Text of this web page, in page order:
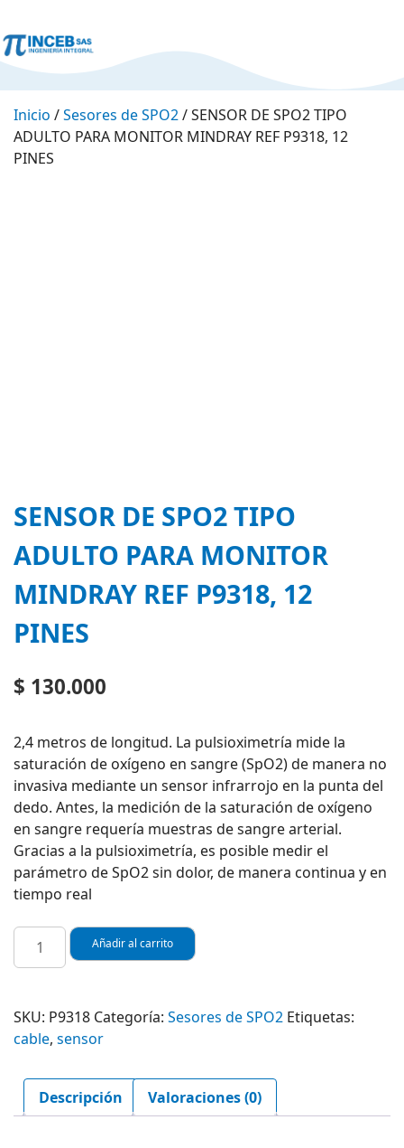
Inicio /Sesores de SPO2/ SENSOR DE SPO2 TIPO
ADULTO PARA MONITOR MINDRAY REF P9318, 12
PINES
SENSOR DE SPO2 TIPO
ADULTO PARA MONITOR
MINDRAY REF P9318, 12
PINES
$ 130.000
2,4 metros de longitud. La pulsioximetría mide la
saturación de oxígeno en sangre (SpO2) de manera no
invasiva mediante un sensor infrarrojo en la punta del
dedo. Antes, la medición de la saturación de oxígeno
en sangre requería muestras de sangre arterial.
Gracias a la pulsioximetría, es posible medir el
parámetro de SpO2 sin dolor, de manera continua y en
tiempo real
SENSOR
ADULTO
PARA
MINDRAY
REF
Añadir al carrito
SKU: P9318 Categoría: Sesores de SPO2 Etiquetas:
cable, sensor
Descripción Valoraciones (0)